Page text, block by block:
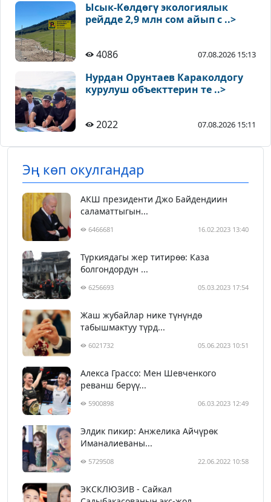
Ысык-Көлдөгү экологиялык
рейдде 2,9 млн сом айып с ..>
4086 07.08.2026 15:13
Нурдан Орунтаев Караколдогу
курулуш объекттерин те ..>
2022 07.08.2026 15:11
Эң көп окулгандар
АКШ президенти Джо Байдендиин
саламаттыгын...
6466681 16.02.2023 13:40
Түркиядагы жер титирөө: Каза
болгондордун ...
6256693 05.03.2023 17:54
Жаш жубайлар нике түнүндө
табышмактуу түрд...
6021732 05.06.2023 10:51
Алекса Грассо: Мен Шевченкого
реванш берүү...
5900898 06.03.2023 12:49
Элдик пикир: Анжелика Айчүрөк
Иманалиеваны...
5729508 22.06.2022 10:58
ЭКСКЛЮЗИВ - Сайкал